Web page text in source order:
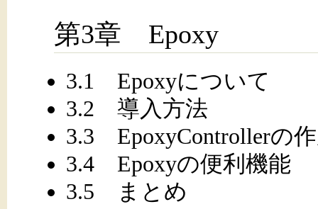
第3章 Epoxy
3.1 Epoxyについて
3.2 導入方法
3.3 EpoxyControllerの
3.4 Epoxyの便利機能
3.5 まとめ